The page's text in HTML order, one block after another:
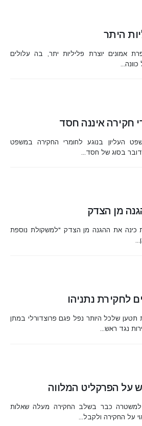
היתר
אמונים יוצרת פליליות יתר, בה עלולים
חקירה איננה חסד
העליון בנוגע לחומרי החקירה במשפט
בסוג של חסד...
מן הצדק
כינה את ההגנה מן הצדק "למשקולת נוספת
לחקירת נתניהו
תטען שלכל היותר נפל פגם פרוצדורלי במתן
נגד ראש...
על הפרקליט המלווה
כבר בשלב החקירה מעלה שאלות
על החקירה ולקבל...